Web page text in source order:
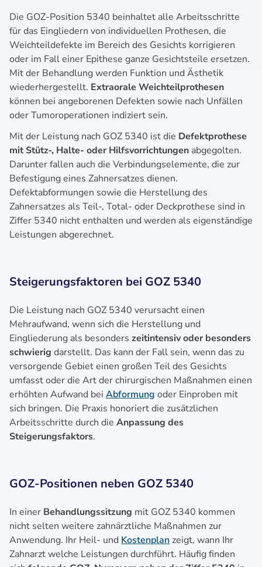
Die GOZ-Position 5340 beinhaltet alle Arbeitsschritte
für das Eingliedern von individuellen Prothesen, die
Weichteildefekte im Bereich des Gesichts korrigieren
oder im Fall einer Epithese ganze Gesichtsteile ersetzen.
Mit der Behandlung werden Funktion und Ästhetik
wiederhergestellt. Extraorale Weichteilprothesen
können bei angeborenen Defekten sowie nach Unfällen
oder Tumoroperationen indiziert sein.
Mit der Leistung nach GOZ 5340 ist die Defektprothese
mit Stütz-, Halte- oder Hilfsvorrichtungen abgegolten.
Darunter fallen auch die Verbindungselemente, die zur
Befestigung eines Zahnersatzes dienen.
Defektabformungen sowie die Herstellung des
Zahnersatzes als Teil-, Total- oder Deckprothese sind in
Ziffer 5340 nicht enthalten und werden als eigenständige
Leistungen abgerechnet.
Steigerungsfaktoren bei GOZ 5340
Die Leistung nach GOZ 5340 verursacht einen
Mehraufwand, wenn sich die Herstellung und
Eingliederung als besonders zeitintensiv oder besonders
schwierig darstellt. Das kann der Fall sein, wenn das zu
versorgende Gebiet einen großen Teil des Gesichts
umfasst oder die Art der chirurgischen Maßnahmen einen
erhöhten Aufwand bei Abformung oder Einproben mit
sich bringen. Die Praxis honoriert die zusätzlichen
Arbeitsschritte durch die Anpassung des
Steigerungsfaktors.
GOZ-Positionen neben GOZ 5340
In einer Behandlungssitzung mit GOZ 5340 kommen
nicht selten weitere zahnärztliche Maßnahmen zur
Anwendung. Ihr Heil- und Kostenplan zeigt, wann Ihr
Zahnarzt welche Leistungen durchführt. Häufig finden